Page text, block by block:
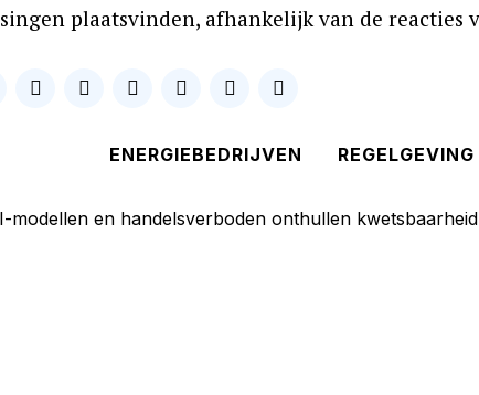
plaatsvinden, afhankelijk van de
ENERGIEBEDRIJVEN REGELGEVING